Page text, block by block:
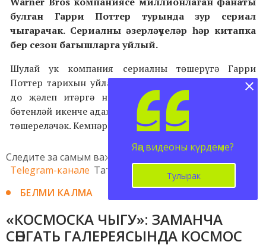
булган Гарри Поттер турында зур сериал
чыгарачак. Сериалны әзерләүчеләр һәр китапка
бер сезон багышларга уйлый.
Шулай ук компания сериалны төшерүгә Гарри
Поттер тарихын уйлап чыгаручы Джоан Роулингны
дo җәлеп итәргә ниятли. Гарри Поттер сериалы
бөтенләй икенче адаптациядә һәм яңа актерлар белән
төшереләчәк. Кемнәр уйнаячагы әле билгеле түгел.
Следите за самым важным и интересным в
Telegram-канале Татмедиа
БЕЛМИ КАЛМА
«КОСМОСКА ЧЫГУ»: ЗАМАНЧА
СӘНГАТЬ ГАЛЕРЕЯСЫНДА КОСМОС
Яңа видеоны күрдеңме?
Тулырак